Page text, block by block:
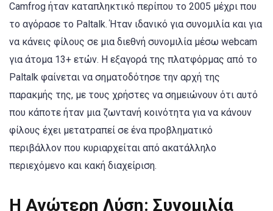
Camfrog ήταν καταπληκτικό περίπου το 2005 μέχρι που
το αγόρασε το Paltalk. Ήταν ιδανικό για συνομιλία και για
να κάνεις φίλους σε μια διεθνή συνομιλία μέσω webcam
για άτομα 13+ ετών. Η εξαγορά της πλατφόρμας από το
Paltalk φαίνεται να σηματοδότησε την αρχή της
παρακμής της, με τους χρήστες να σημειώνουν ότι αυτό
που κάποτε ήταν μια ζωντανή κοινότητα για να κάνουν
φίλους έχει μετατραπεί σε ένα προβληματικό
περιβάλλον που κυριαρχείται από ακατάλληλο
περιεχόμενο και κακή διαχείριση.
Η Ανώτερη Λύση: Συνομιλία